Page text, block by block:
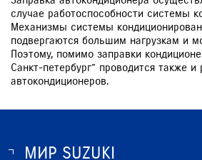
случае работоспособности системы
Механизмы системы
подвергаются большим нагрузкам и
Поэтому, помимо заправки
Санкт-петербург” проводится также и
автокондиционеров.
МИР SUZUKI